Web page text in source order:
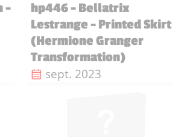
-
hp446 - Bellatrix
Lestrange - Printed Skirt
(Hermione Granger
Transformation)
Date de sortie :
sept. 2023